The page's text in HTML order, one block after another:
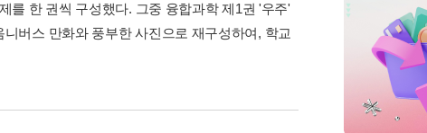
를 한 권씩 구성했다. 그중 융합과학 제1권 '우주'
버스 만화와 풍부한 사진으로 재구성하여, 학교